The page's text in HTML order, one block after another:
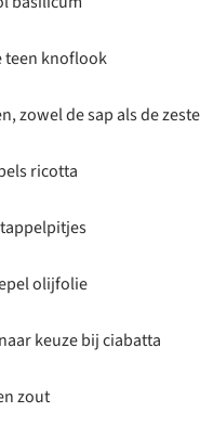
teen knoflook
zowel de sap als de zeste
ricotta
olijfolie
keuze bij ciabatta
zout